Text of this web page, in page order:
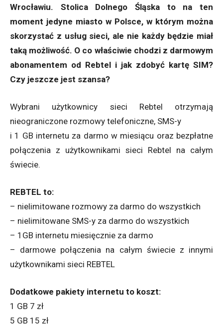
Wrocławiu. Stolica Dolnego Śląska to na ten
moment jedyne miasto w Polsce, w którym można
skorzystać z usług sieci, ale nie każdy będzie miał
taką możliwość. O co właściwie chodzi z darmowym
abonamentem od Rebtel i jak zdobyć kartę SIM?
Czy jeszcze jest szansa?
Wybrani użytkownicy sieci Rebtel otrzymają
nieograniczone rozmowy telefoniczne, SMS-y
i 1 GB internetu za darmo w miesiącu oraz bezpłatne
połączenia z użytkownikami sieci Rebtel na całym
świecie.
REBTEL to:
– nielimitowane rozmowy za darmo do wszystkich
– nielimitowane SMS-y za darmo do wszystkich
– 1GB internetu miesięcznie za darmo
– darmowe połączenia na całym świecie z innymi
użytkownikami sieci REBTEL
Dodatkowe pakiety internetu to koszt:
1 GB 7 zł
5 GB 15 zł